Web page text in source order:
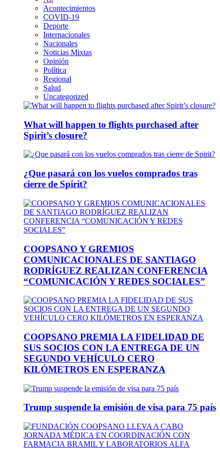
Acontecimientos
COVID-19
Deporte
Internacionales
Nacionales
Noticias Mixtas
Opinión
Política
Regional
Salud
Uncategorized
What will happen to flights purchased after
Spirit’s closure?
¿Que pasará con los vuelos comprados tras
cierre de Spirit?
COOPSANO Y GREMIOS
COMUNICACIONALES DE SANTIAGO
RODRÍGUEZ REALIZAN CONFERENCIA
“COMUNICACIÓN Y REDES SOCIALES”
COOPSANO PREMIA LA FIDELIDAD DE
SUS SOCIOS CON LA ENTREGA DE UN
SEGUNDO VEHÍCULO CERO
KILÓMETROS EN ESPERANZA
Trump suspende la emisión de visa para 75 país